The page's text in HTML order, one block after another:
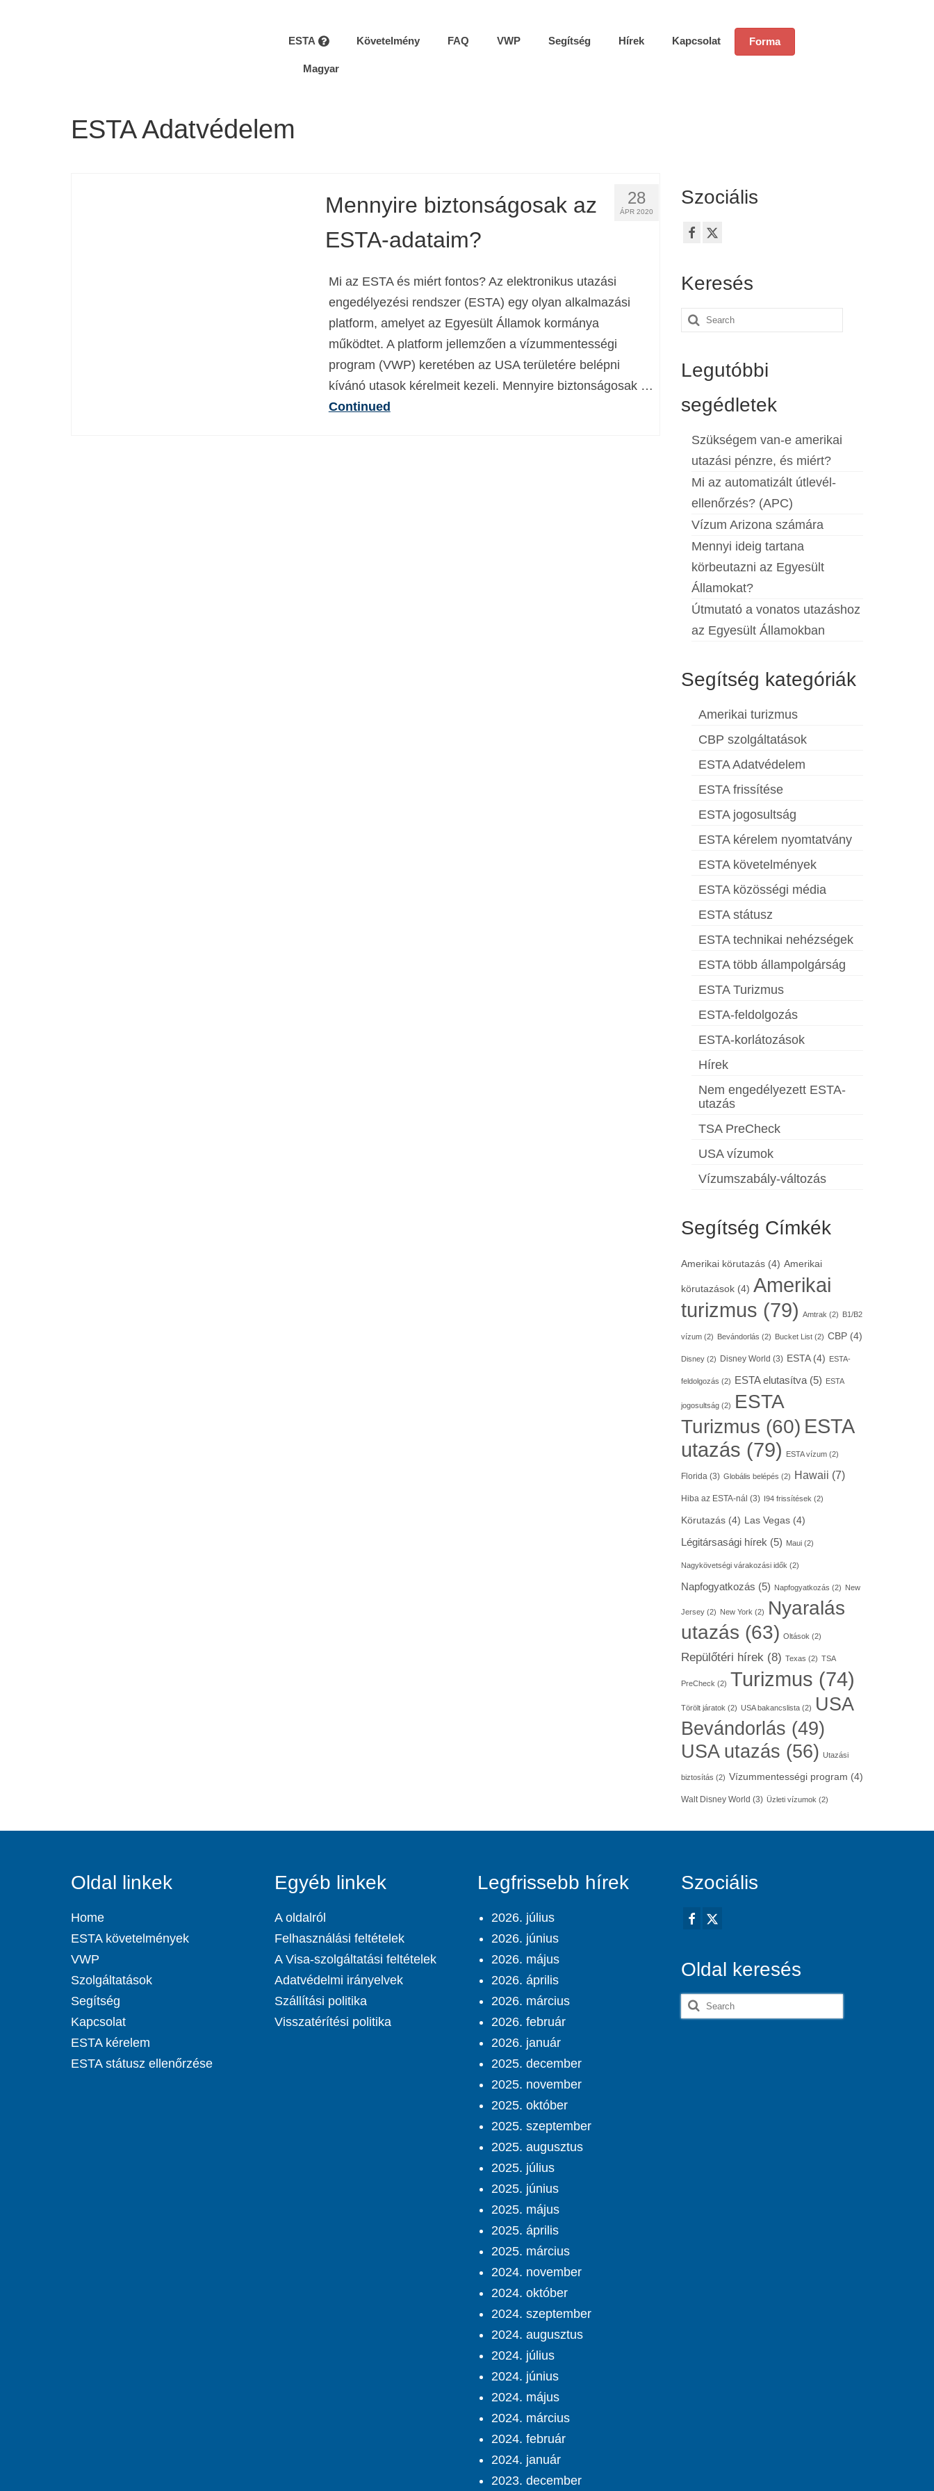
ESTA Követelmény FAQ VWP Segítség Hírek Kapcsolat Forma
Magyar
ESTA Adatvédelem
28
ÁPR 2020
Mennyire biztonságosak az
ESTA-adataim?
Mi az ESTA és miért fontos? Az elektronikus utazási
engedélyezési rendszer (ESTA) egy olyan alkalmazási
platform, amelyet az Egyesült Államok kormánya
működtet. A platform jellemzően a vízummentességi
program (VWP) keretében az USA területére belépni
kívánó utasok kérelmeit kezeli. Mennyire biztonságosak …
Continued
Szociális
Keresés
Search
Legutóbbi
segédletek
Szükségem van-e amerikai
utazási pénzre, és miért?
Mi az automatizált útlevél-
ellenőrzés? (APC)
Vízum Arizona számára
Mennyi ideig tartana
körbeutazni az Egyesült
Államokat?
Útmutató a vonatos utazáshoz
az Egyesült Államokban
Segítség kategóriák
Amerikai turizmus
CBP szolgáltatások
ESTA Adatvédelem
ESTA frissítése
ESTA jogosultság
ESTA kérelem nyomtatvány
ESTA követelmények
ESTA közösségi média
ESTA státusz
ESTA technikai nehézségek
ESTA több állampolgárság
ESTA Turizmus
ESTA-feldolgozás
ESTA-korlátozások
Hírek
Nem engedélyezett ESTA-
utazás
TSA PreCheck
USA vízumok
Vízumszabály-változás
Segítség Címkék
Amerikai körutazás(4) Amerikai
körutazások(4) Amerikai
turizmus (79) Amtrak (2) B1/B2
vízum(2) Bevándorlás (2) Bucket List(2) CBP(4)
Disney(2) Disney World (3) ESTA(4) ESTA-
feldolgozás (2) ESTA elutasítva(5) ESTA
jogosultság(2)
ESTA
Turizmus (60) ESTA
utazás (79) ESTA vízum(2)
Florida(3) Globális belépés (2) Hawaii (7)
Hiba az ESTA-nál (3) I94 frissítések (2)
Körutazás(4) Las Vegas(4)
Légitársasági hírek(5) Maui(2)
Nagykövetségi várakozási idők (2)
Napfogyatkozás (5) Napfogyatkozás (2) New
Jersey(2) New York (2)
Nyaralás
utazás (63) Oltások (2)
Repülőtéri hírek(8) Texas (2) TSA
PreCheck (2) Turizmus (74)
Törölt járatok (2) USA bakancslista(2)
USA
Bevándorlás (49)
USA utazás (56) Utazási
biztosítás (2) Vízummentességi program (4)
Walt Disney World (3) Üzleti vízumok (2)
Oldal linkek
Home
ESTA követelmények
VWP
Szolgáltatások
Segítség
Kapcsolat
ESTA kérelem
ESTA státusz ellenőrzése
Egyéb linkek
A oldalról
Felhasználási feltételek
A Visa-szolgáltatási feltételek
Adatvédelmi irányelvek
Szállítási politika
Visszatérítési politika
Legfrissebb hírek
2026. július
2026. június
2026. május
2026. április
2026. március
2026. február
2026. január
2025. december
2025. november
2025. október
2025. szeptember
2025. augusztus
2025. július
2025. június
2025. május
2025. április
2025. március
2024. november
2024. október
2024. szeptember
2024. augusztus
2024. július
2024. június
2024. május
2024. március
2024. február
2024. január
2023. december
Szociális
Oldal keresés
Search
for: